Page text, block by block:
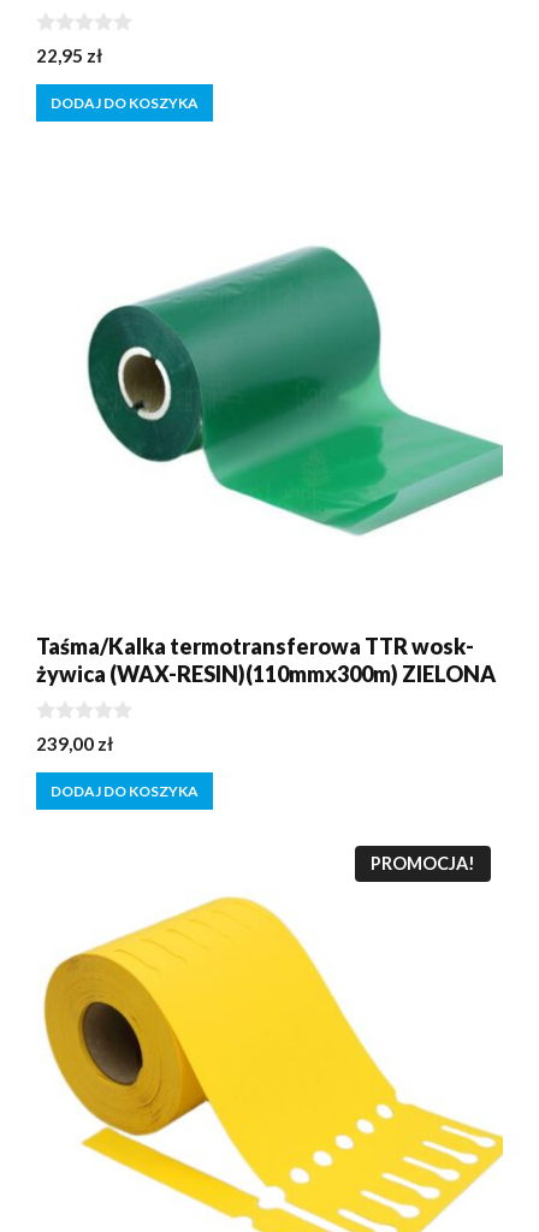
0
z
5
22,95 zł
DODAJ DO KOSZYKA
Taśma/Kalka termotransferowa TTR wosk-
żywica (WAX-RESIN)(110mmx300m) ZIELONA
0
z
5
239,00 zł
DODAJ DO KOSZYKA
PROMOCJA!